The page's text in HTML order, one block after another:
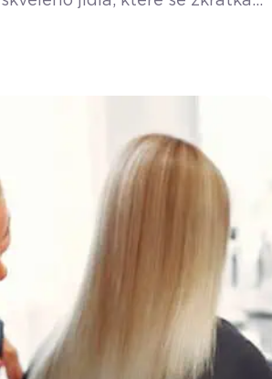
i o nákupním chování českých
povídali s Filipem Matuškem.
ale nesmírně efektivní.
své neprodané zboží formou
a minimálně […]